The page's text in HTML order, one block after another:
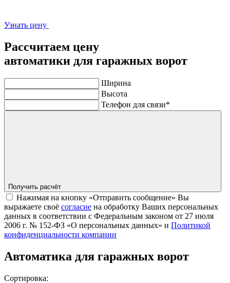
Узнать цену
Рассчитаем цену
автоматики для гаражных ворот
Ширина
Высота
Телефон для связи*
Получить расчёт
Нажимая на кнопку «Отправить сообщение» Вы
выражаете своё согласие на обработку Ваших персональных
данных в соответствии с Федеральным законом от 27 июля
2006 г. № 152-ФЗ «О персональных данных» и Политикой
конфиденциальности компании
Автоматика для гаражных ворот
Сортировка: